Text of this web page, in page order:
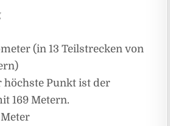
(in 13 Teilstrecken von
höchste Punkt ist der
169 Metern.
Meter